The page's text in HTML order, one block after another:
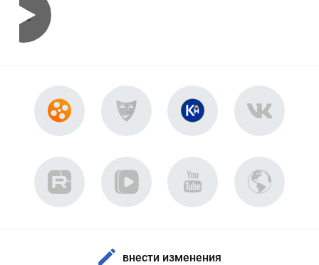
внести изменения